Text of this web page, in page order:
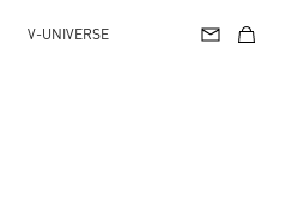
V-UNIVERSE